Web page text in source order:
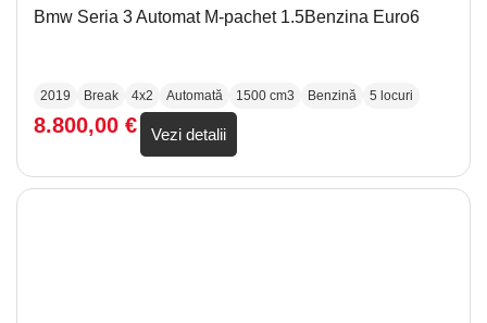
Bmw Seria 3 Automat M-pachet 1.5Benzina Euro6
2019 Break 4x2 Automată 1500 cm3 Benzină 5 locuri
8.800,00 € Vezi detalii